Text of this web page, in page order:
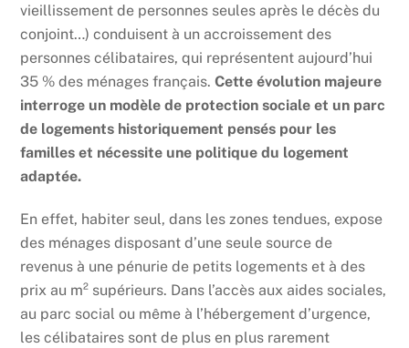
vieillissement de personnes seules après le décès du
conjoint…) conduisent à un accroissement des
personnes célibataires, qui représentent aujourd’hui
35 % des ménages français.Cette évolution majeure
interroge un modèle de protection sociale et un parc
de logements historiquement pensés pour les
familles et nécessite une politique du logement
adaptée.
En effet, habiter seul, dans les zones tendues, expose
des ménages disposant d’une seule source de
revenus à une pénurie de petits logements et à des
prix au m² supérieurs. Dans l’accès aux aides sociales,
au parc social ou même à l’hébergement d’urgence,
les célibataires sont de plus en plus rarement